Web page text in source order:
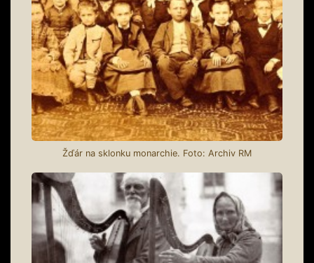
Žďár na sklonku monarchie. Foto: Archiv RM